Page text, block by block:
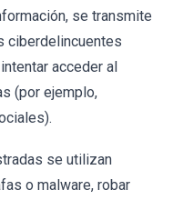
se transmite
ciberdelincuentes
acceder al
(por ejemplo,
se utilizan
o malware, robar